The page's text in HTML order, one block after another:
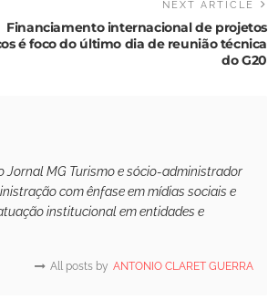
NEXT ARTICLE
Financiamento internacional de projetos
é foco do último dia de reunião técnica
do G20
MG Turismo e sócio-administrador
com ênfase em mídias sociais e
institucional em entidades e
All posts by ANTONIO CLARET GUERRA